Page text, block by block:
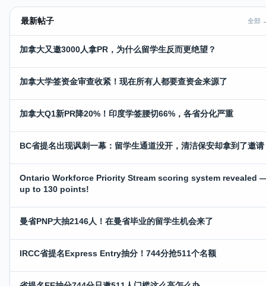
最新帖子 全部
加拿大又邀3000人拿PR，为什么留学生反而更绝望？
加拿大学签资金审查收紧！现在所有人都要查资金来源了
加拿大Q1新PR降20%！印度学签腰切66%，各省分化严重
BC省提名出现讽刺一幕：留学生通道没开，清洁保安却拿到了邀请
Ontario Workforce Priority Stream scoring system revealed
up to 130 points!
曼省PNP大抽2146人！在曼省毕业的留学生机会来了
IRCC省提名Express Entry抽分！744分抢511个名额